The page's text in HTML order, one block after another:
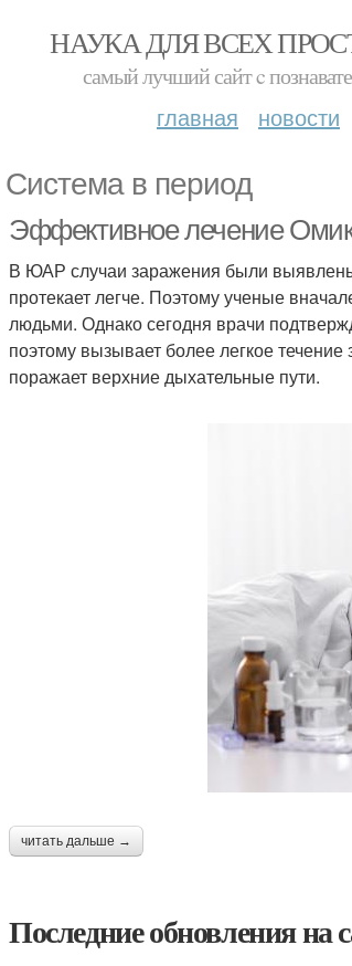
НАУКА ДЛЯ ВСЕХ
самый лучший сайт c
главная новости
Система в период
Эффективное лечение
В ЮАР случаи заражения были
протекает легче. Поэтому ученые
людьми. Однако сегодня врачи
поэтому вызывает более легкое
поражает верхние дыхательные пути.
читать дальше →
Последние обновления на